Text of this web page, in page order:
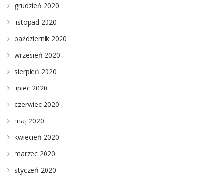
grudzień 2020
listopad 2020
październik 2020
wrzesień 2020
sierpień 2020
lipiec 2020
czerwiec 2020
maj 2020
kwiecień 2020
marzec 2020
styczeń 2020